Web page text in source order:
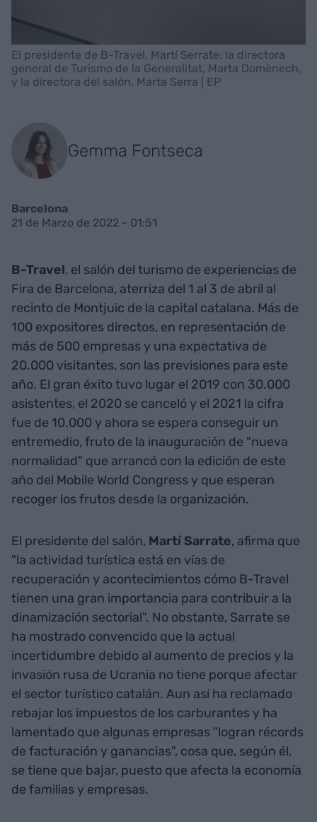
El presidente de B-Travel, Martí Serrate; la directora
general de Turismo de la Generalitat, Marta Domènech,
y la directora del salón, Marta Serra | EP
Gemma Fontseca
Barcelona
21 de Marzo de 2022 - 01:51
B-Travel, el salón del turismo de experiencias de
Fira de Barcelona, aterriza del 1 al 3 de abril al
recinto de Montjuic de la capital catalana. Más de
100 expositores directos, en representación de
más de 500 empresas y una expectativa de
20.000 visitantes, son las previsiones para este
año. El gran éxito tuvo lugar el 2019 con 30.000
asistentes, el 2020 se canceló y el 2021 la cifra
fue de 10.000 y ahora se espera conseguir un
entremedio, fruto de la inauguración de "nueva
normalidad" que arrancó con la edición de este
año del Mobile World Congress y que esperan
recoger los frutos desde la organización.
El presidente del salón, Martí Sarrate, afirma que
"la actividad turística está en vías de
recuperación y acontecimientos cómo B-Travel
tienen una gran importancia para contribuir a la
dinamización sectorial". No obstante, Sarrate se
ha mostrado convencido que la actual
incertidumbre debido al aumento de precios y la
invasión rusa de Ucrania no tiene porque afectar
el sector turístico catalán. Aun así ha reclamado
rebajar los impuestos de los carburantes y ha
lamentado que algunas empresas "logran récords
de facturación y ganancias", cosa que, según él,
se tiene que bajar, puesto que afecta la economía
de familias y empresas.